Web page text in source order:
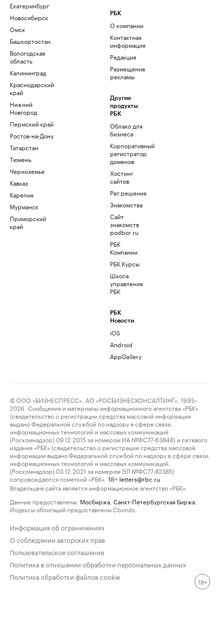
Екатеринбург
Новосибирск
Омск
Башкортостан
Вологодская
область
Калининград
Краснодарский
край
Нижний
Новгород
Пермский край
Ростов-на-Дону
Татарстан
Тюмень
Черноземье
Кавказ
Карелия
Мурманск
Приморский
край
РБК
О компании
Контактная
информация
Редакция
Размещение
рекламы
Другие
продукты
РБК
Облако для
бизнеса
Корпоративный
регистратор
доменов
Хостинг
сайтов
Рег.решения
Знакомства
Сайт
знакомств
podbor.ru
РБК
Компании
РБК Курсы
Школа
управления
РБК
РБК
Новости
iOS
Android
AppGallery
© ООО «БИЗНЕСПРЕСС», АО «РОСБИЗНЕСКОНСАЛТИНГ», 1995–
2026. Сообщения и материалы информационного агентства «РБК»
(свидетельство о регистрации средства массовой информации
выдано Федеральной службой по надзору в сфере связи,
информационных технологий и массовых коммуникаций
(Роскомнадзор) 09.12.2015 за номером ИА №ФС77-63848) и сетевого
издания «РБК» (свидетельство о регистрации средства массовой
информации выдано Федеральной службой по надзору в сфере связи,
информационных технологий и массовых коммуникаций
(Роскомнадзор) 03.12.2021 за номером ЭЛ №ФС77-82385)
сопровождаются пометкой «РБК».
18+ letters@rbc.ru
Владельцем сайта является информационное агентство «РБК».
Данные предоставлены: Мосбиржа Санкт-Петербургская биржа
Индексы облигаций предоставлены Cbonds.
Информация об ограничениях
О соблюдении авторских прав
Пользовательское соглашение
Политика в отношении обработки персональных данных
Политика обработки файлов cookie
18+